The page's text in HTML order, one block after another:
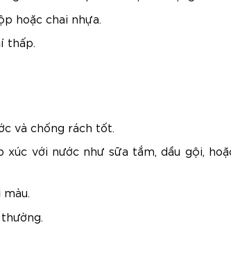
hoặc chai nhựa.
thấp.
và chống rách tốt.
với nước như sữa tắm, dầu gội,